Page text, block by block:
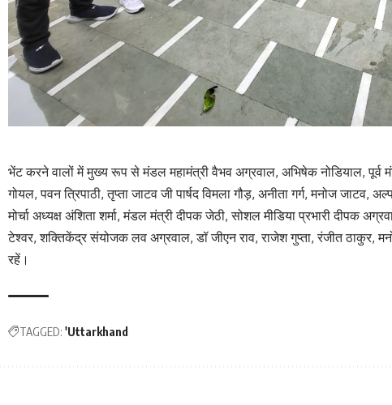
भेंट करने वालों में मुख्य रूप से मंडल महामंत्री वैभव अग्रवाल, अभिषेक नोडियाल, पूर्व
गोयल, पवन त्रिपाठी, तृप्ता जाटव जी पार्षद विमला गौड़, अनीता गर्ग, मनोज जाटव,
मोर्चा अध्यक्ष अंशिता शर्मा, मंडल मंत्री दीपक जेठी, सोशल मीडिया प्रभारी दीपक
टेश्वर, शक्तिकेंद्र संयोजक लव अग्रवाल, डॉ जीएन राव, राजेश गुप्ता, रंजीत ठाकुर,
रहें।
TAGGED: 'Uttarkhand